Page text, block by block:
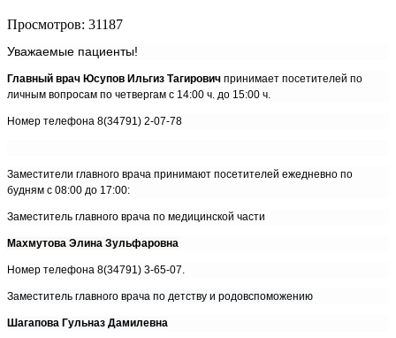
Просмотров: 31187
Уважаемые пациенты!
Главный врач Юсупов Ильгиз Тагирович принимает посетителей по
личным вопросам по четвергам с 14:00 ч. до 15:00 ч.
Номер телефона 8(34791) 2-07-78
Заместители главного врача принимают посетителей ежедневно по
будням с 08:00 до 17:00:
Заместитель главного врача по медицинской части
Махмутова Элина Зульфаровна
Номер телефона 8(34791) 3-65-07.
Заместитель главного врача по детству и родовспоможению
Шагапова Гульназ Дамилевна